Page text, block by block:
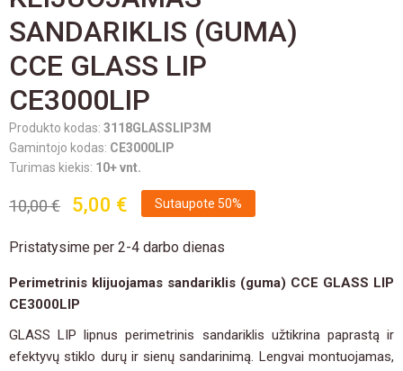
SANDARIKLIS (GUMA)
CCE GLASS LIP
CE3000LIP
Produkto kodas: 3118GLASSLIP3M
Gamintojo kodas: CE3000LIP
Turimas kiekis: 10+ vnt.
10,00 € 5,00 € Sutaupote 50%
Pristatysime per 2-4 darbo dienas
Perimetrinis klijuojamas sandariklis (guma) CCE GLASS LIP
CE3000LIP
GLASS LIP lipnus perimetrinis sandariklis užtikrina paprastą ir
efektyvų stiklo durų ir sienų sandarinimą. Lengvai montuojamas,